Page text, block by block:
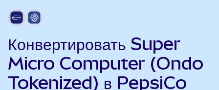
Конвертировать Super
Micro Computer (Ondo
Tokenized) в PepsiCo